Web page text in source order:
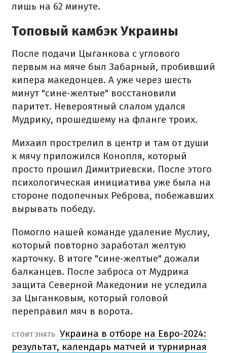
лишь на 62 минуте.
Топовый камбэк Украины
После подачи Цыганкова с углового
первым на мяче был Забарный, пробивший
кипера македонцев. А уже через шесть
минут "сине-желтые" восстановили
паритет. Невероятный слалом удался
Мудрику, прошедшему на фланге троих.
Михаил прострелил в центр и там от души
к мячу приложился Конопля, который
просто прошил Димитриевски. После этого
психологическая инициатива уже была на
стороне подопечных Реброва, побежавших
вырывать победу.
Помогло нашей команде удаление Муслиу,
который повторно заработал желтую
карточку. В итоге "сине-желтые" дожали
балканцев. После заброса от Мудрика
защита Северной Македонии не уследила
за Цыганковым, который головой
переправил мяч в ворота.
СТОИТ ЗНАТЬ Украина в отборе на Евро-2024:
результат, календарь матчей и турнирная